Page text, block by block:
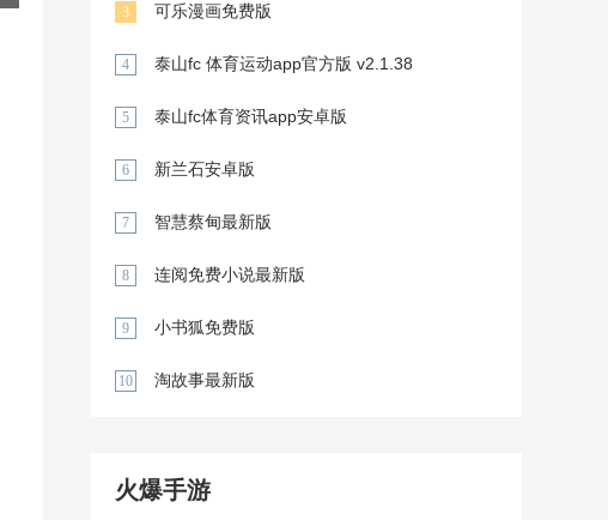
3 可乐漫画免费版
4 泰山fc 体育运动app官方版 v2.1.38
5 泰山fc体育资讯app安卓版
6 新兰石安卓版
7 智慧蔡甸最新版
8 连阅免费小说最新版
9 小书狐免费版
10 淘故事最新版
火爆手游